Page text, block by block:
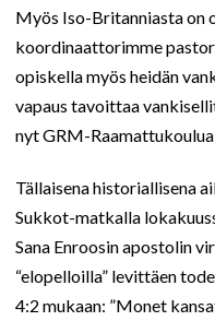
Myös Iso-Britanniasta on
koordinaattorimme
opiskella myös heidän
vapaus tavoittaa
nyt GRM-Raamattukoulua
Tällaisena historiallisena
Sukkot-matkalla
Sana Enroosin apostolin
“elopelloilla” levittäen
4:2 mukaan: ”Monet